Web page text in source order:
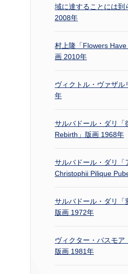
域に達することには到
2008年
村上隆「Flowers
画 2010年
ヴィクトル・ヴァザ
年
サルバドール・ダリ
Rebirth」版画 1968年
サルバドール・ダリ「
Christophii Pilique
サルバドール・ダリ
版画 1972年
ヴィクター・パスモア
版画 1981年